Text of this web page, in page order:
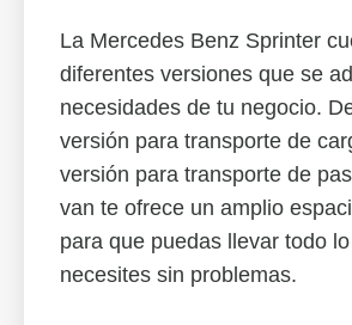
La Mercedes Benz Sprinter
diferentes versiones que se
necesidades de tu negocio.
versión para transporte de
versión para transporte de
van te ofrece un amplio
para que puedas llevar todo
necesites sin problemas.